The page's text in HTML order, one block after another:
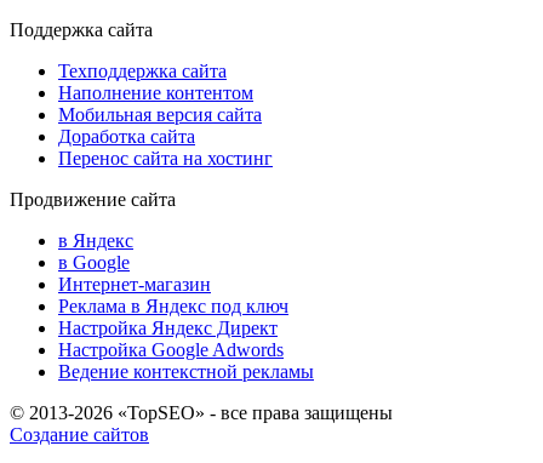
Поддержка сайта
Техподдержка сайта
Наполнение контентом
Мобильная версия сайта
Доработка сайта
Перенос сайта на хостинг
Продвижение сайта
в Яндекс
в Google
Интернет-магазин
Реклама в Яндекс под ключ
Настройка Яндекс Директ
Настройка Google Adwords
Ведение контекстной рекламы
© 2013-2026 «TopSEO» - все права защищены
Создание сайтов